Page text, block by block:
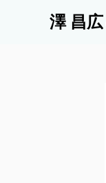
澤 昌広